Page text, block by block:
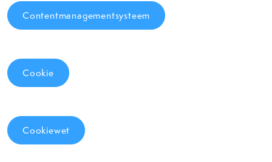
Contentmanagementsysteem
Cookie
Cookiewet